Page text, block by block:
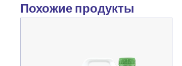
Похожие продукты